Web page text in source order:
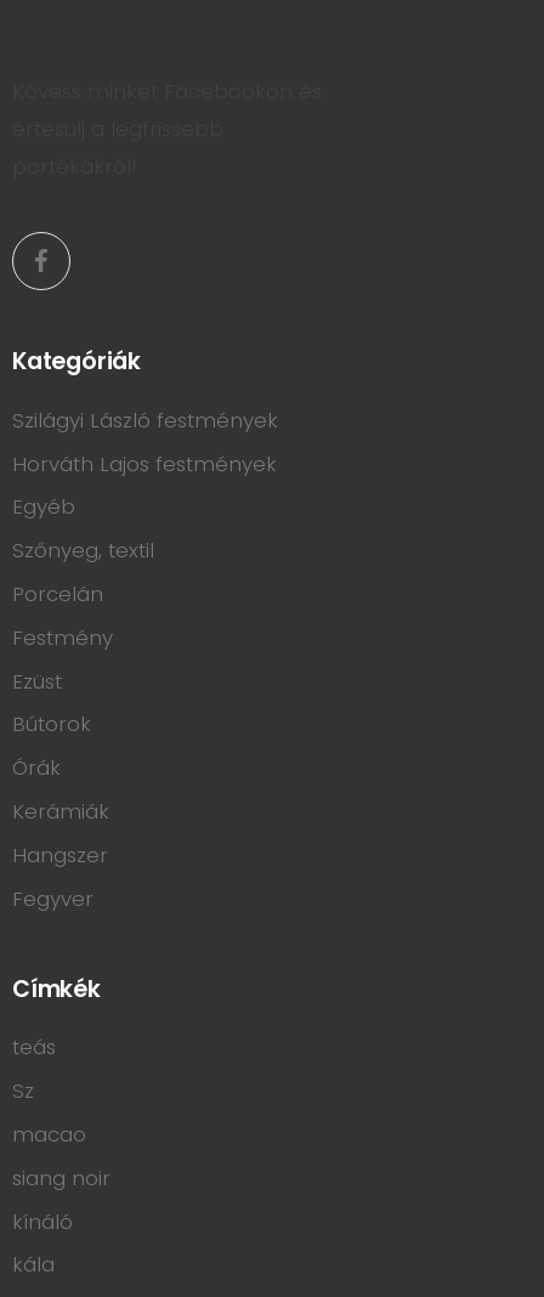
Kategóriák
Szilágyi László festmények
Horváth Lajos festmények
Egyéb
Szőnyeg, textil
Porcelán
Festmény
Ezüst
Bútorok
Órák
Kerámiák
Hangszer
Fegyver
Címkék
teás
Sz
macao
siang noir
kínáló
kála